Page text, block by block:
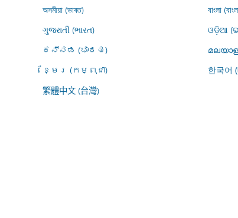
অসমীয়া (ভাৰত) বাংলা
ગુજરાતી (ભારત)
ଓଡ଼ିଆ
ಕನ್ನಡ (ಭಾರತ)
ខ្មែរ (កម្ពុជា)
한국어
繁體中文 (台灣)